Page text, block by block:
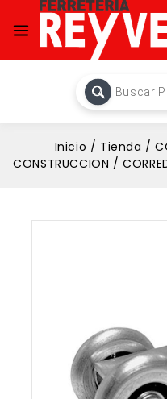
Inicio / Tienda /
CONSTRUCCION /